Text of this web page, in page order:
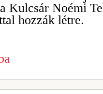
Kulcsár Noémi
hozzák létre.